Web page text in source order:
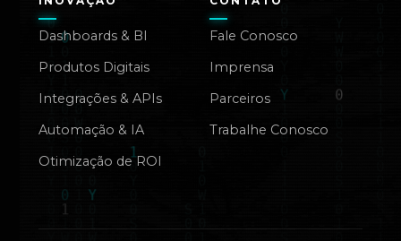
Dashboards & BI
Produtos Digitais
Integrações & APIs
Automação & IA
Otimização de ROI
Fale Conosco
Imprensa
Parceiros
Trabalhe Conosco